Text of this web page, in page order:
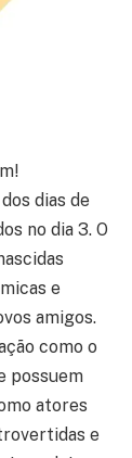
dias de
no dia 3. O
e
amigos.
como o
possuem
atores
e